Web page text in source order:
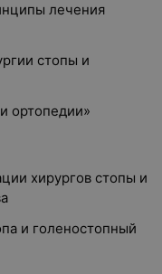
лечения
стопы и
ортопедии»
хирургов стопы и
и голеностопный